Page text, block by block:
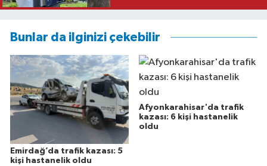
Bunlar da ilginizi çekebilir
Emirdağ’da trafik kazası: 5
kişi hastanelik oldu
Afyonkarahisar'da trafik
kazası: 6 kişi hastanelik
oldu